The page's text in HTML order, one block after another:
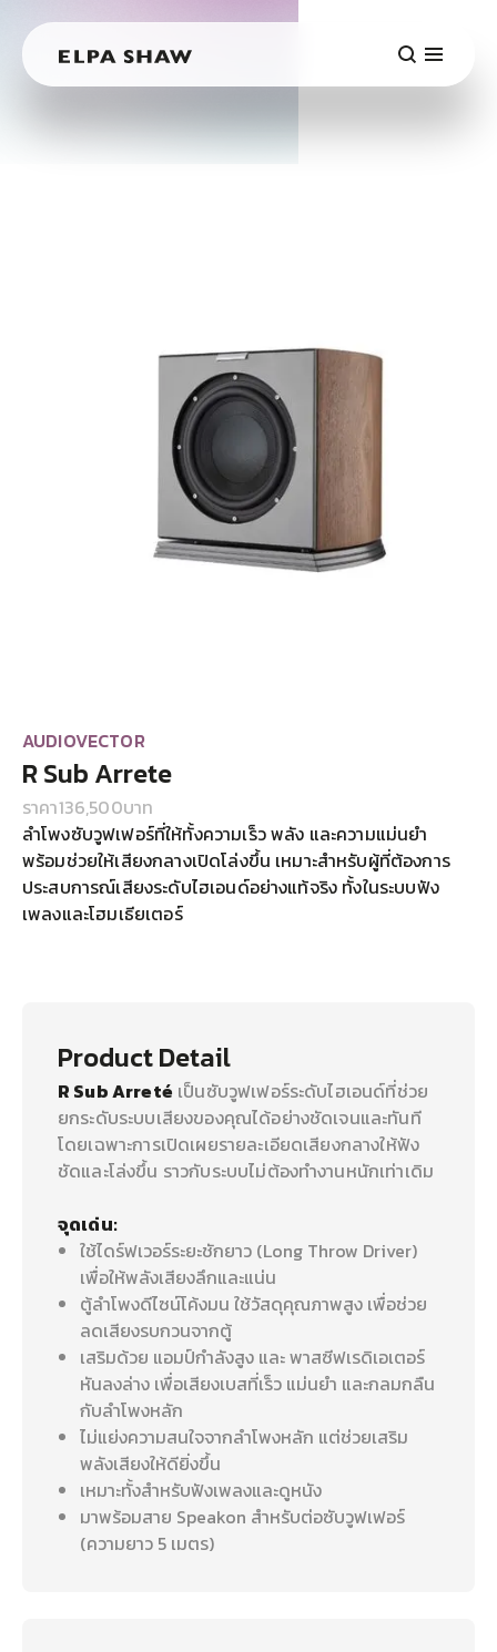
AUDIOVECTOR
R Sub Arrete
ราคา136,500บาท
ลำโพงซับวูฟเฟอร์ที่ให้ทั้งความเร็ว พลัง และความแม่นยำ
พร้อมช่วยให้เสียงกลางเปิดโล่งขึ้น เหมาะสำหรับผู้ที่ต้องการ
ประสบการณ์เสียงระดับไฮเอนด์อย่างแท้จริง ทั้งในระบบฟัง
เพลงและโฮมเธียเตอร์
Product Detail
R Sub Arreté เป็นซับวูฟเฟอร์ระดับไฮเอนด์ที่ช่วย
ยกระดับระบบเสียงของคุณได้อย่างชัดเจนและทันที
โดยเฉพาะการเปิดเผยรายละเอียดเสียงกลางให้ฟัง
ชัดและโล่งขึ้น ราวกับระบบไม่ต้องทำงานหนักเท่าเดิม
จุดเด่น:
ใช้ไดร์ฟเวอร์ระยะชักยาว (Long Throw Driver)
เพื่อให้พลังเสียงลึกและแน่น
ตู้ลำโพงดีไซน์โค้งมน ใช้วัสดุคุณภาพสูง เพื่อช่วย
ลดเสียงรบกวนจากตู้
เสริมด้วย แอมป์กำลังสูง และ พาสซีฟเรดิเอเตอร์
หันลงล่าง เพื่อเสียงเบสที่เร็ว แม่นยำ และกลมกลืน
กับลำโพงหลัก
ไม่แย่งความสนใจจากลำโพงหลัก แต่ช่วยเสริม
พลังเสียงให้ดียิ่งขึ้น
เหมาะทั้งสำหรับฟังเพลงและดูหนัง
มาพร้อมสาย Speakon สำหรับต่อซับวูฟเฟอร์
(ความยาว 5 เมตร)